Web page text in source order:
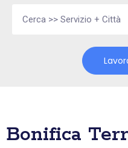
Bonifica